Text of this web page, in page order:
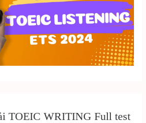
TOEIC WRITING Full test